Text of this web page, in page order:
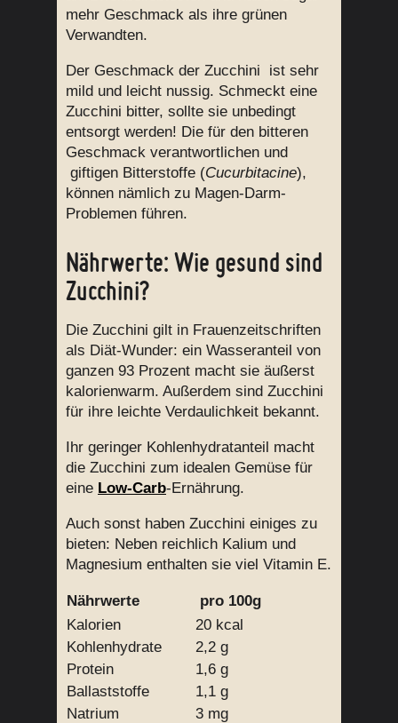
mehr Geschmack als ihre grünen
Verwandten.
Der Geschmack der Zucchini ist sehr
mild und leicht nussig. Schmeckt eine
Zucchini bitter, sollte sie unbedingt
entsorgt werden! Die für den bitteren
Geschmack verantwortlichen und
giftigen Bitterstoffe (Cucurbitacine),
können nämlich zu Magen-Darm-
Problemen führen.
Nährwerte: Wie gesund sind
Zucchini?
Die Zucchini gilt in Frauenzeitschriften
als Diät-Wunder: ein Wasseranteil von
ganzen 93 Prozent macht sie äußerst
kalorienwarm. Außerdem sind Zucchini
für ihre leichte Verdaulichkeit bekannt.
Ihr geringer Kohlenhydratanteil macht
die Zucchini zum idealen Gemüse für
eine Low-Carb-Ernährung.
Auch sonst haben Zucchini einiges zu
bieten: Neben reichlich Kalium und
Magnesium enthalten sie viel Vitamin E.
Nährwerte
pro 100g
Kalorien
20 kcal
Kohlenhydrate
2,2 g
Protein
1,6 g
Ballaststoffe
1,1 g
Natrium
3 mg